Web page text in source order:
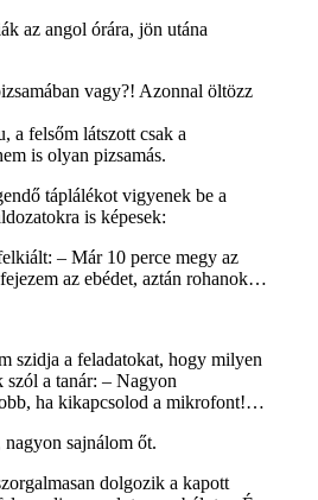
az angol órára, jön utána
vagy?! Azonnal öltözz
a felsőm látszott csak a
is olyan pizsamás.
táplálékot vigyenek be a
is képesek:
– Már 10 perce megy az
az ebédet, aztán rohanok…
szidja a feladatokat, hogy milyen
szól a tanár: – Nagyon
ha kikapcsolod a mikrofont!…
nagyon sajnálom őt.
dolgozik a kapott